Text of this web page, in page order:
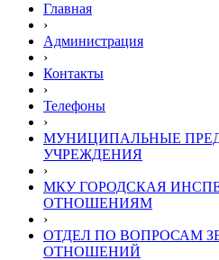
Главная
›
Администрация
›
Контакты
›
Телефоны
›
МУНИЦИПАЛЬНЫЕ
УЧРЕЖДЕНИЯ
›
МКУ ГОРОДСКАЯ
ОТНОШЕНИЯМ
›
ОТДЕЛ ПО ВОПРОСАМ
ОТНОШЕНИЙ